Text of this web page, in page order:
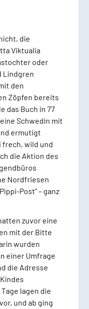
die
Viktualia
oder
Lindgren
den
Zöpfen bereits
das Buch in 77
Schwedin mit
ermutigt
frech, wild und
die Aktion des
Nordfriesen
Post“ – ganz
zuvor eine
mit der Bitte
wurden
einer Umfrage
die Adresse
lagen die
und ab ging